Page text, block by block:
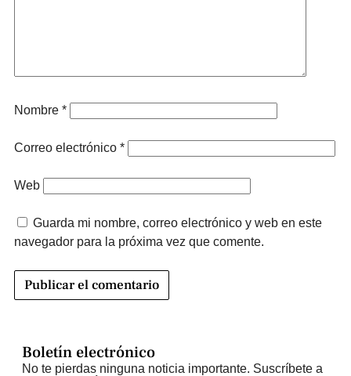
Nombre *
Correo electrónico *
Web
Guarda mi nombre, correo electrónico y web en este
navegador para la próxima vez que comente.
Boletín electrónico
No te pierdas ninguna noticia importante. Suscríbete a